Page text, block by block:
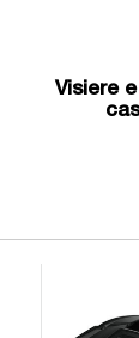
Visiere